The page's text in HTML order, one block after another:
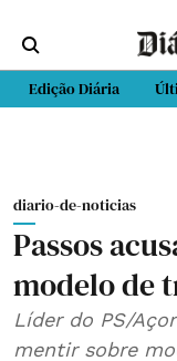
Edição Diária
diario-de-noticias
Passos
modelo de
Líder do PS/
mentir sobre